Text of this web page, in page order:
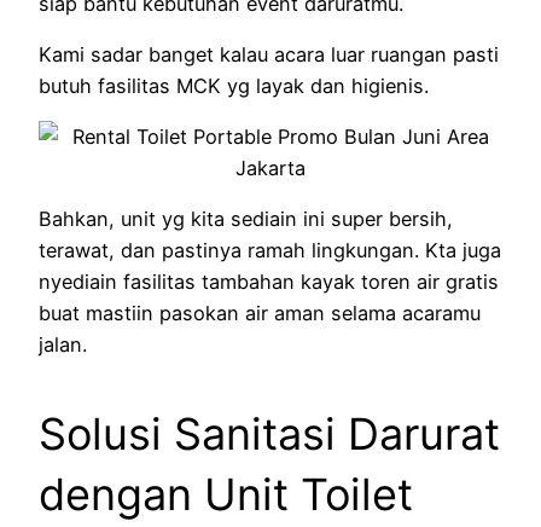
Kami sadar banget kalau acara luar ruangan pasti
butuh fasilitas MCK yg layak dan higienis.
Bahkan, unit yg kita sediain ini super bersih,
terawat, dan pastinya ramah lingkungan. Kta juga
nyediain fasilitas tambahan kayak toren air gratis
buat mastiin pasokan air aman selama acaramu
jalan.
Solusi Sanitasi Darurat
dengan Unit Toilet